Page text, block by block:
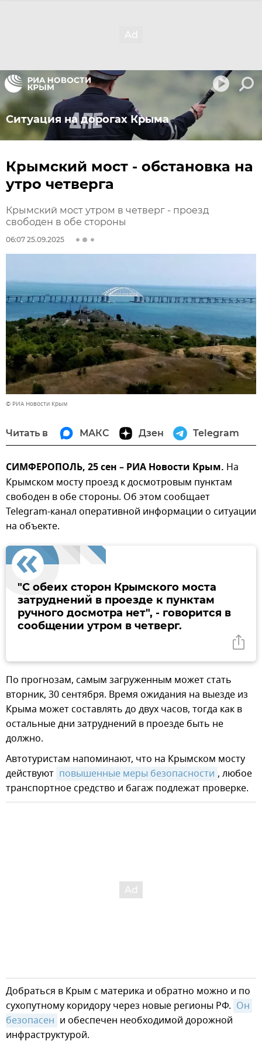
Ситуация на дорогах Крыма
Крымский мост - обстановка на
утро четверга
Крымский мост утром в четверг - проезд
свободен в обе стороны
06:07 25.09.2025
© РИА Новости Крым
Читать в МАКС Дзен Telegram
СИМФЕРОПОЛЬ, 25 сен – РИА Новости Крым. На
Крымском мосту проезд к досмотровым пунктам
свободен в обе стороны. Об этом сообщает
Telegram-канал оперативной информации о ситуации
на объекте.
"С обеих сторон Крымского моста
затруднений в проезде к пунктам
ручного досмотра нет", - говорится в
сообщении утром в четверг.
По прогнозам, самым загруженным может стать
вторник, 30 сентября. Время ожидания на выезде из
Крыма может составлять до двух часов, тогда как в
остальные дни затруднений в проезде быть не
должно.
Автотуристам напоминают, что на Крымском мосту
действуют повышенные меры безопасности , любое
транспортное средство и багаж подлежат проверке.
Добраться в Крым с материка и обратно можно и по
сухопутному коридору через новые регионы РФ. Он
безопасен и обеспечен необходимой дорожной
инфраструктурой.